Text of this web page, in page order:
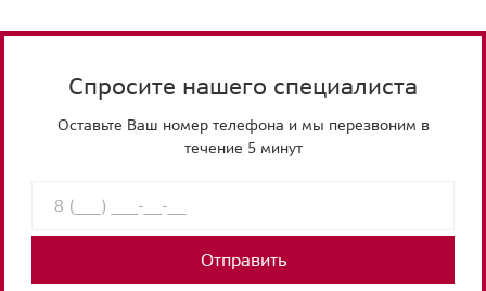
Спросите нашего специалиста
Оставьте Ваш номер телефона и мы перезвоним в
течение 5 минут
Отправить